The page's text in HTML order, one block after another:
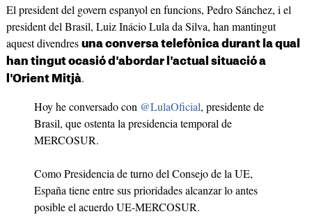
El president del govern espanyol en funcions, Pedro Sánchez, i el
president del Brasil, Luiz Inácio Lula da Silva, han mantingut
aquest divendres una conversa telefònica durant la qual
han tingut ocasió d'abordar l'actual situació a
l'Orient Mitjà.
Hoy he conversado con @LulaOficial, presidente de
Brasil, que ostenta la presidencia temporal de
MERCOSUR.
Como Presidencia de turno del Consejo de la UE,
España tiene entre sus prioridades alcanzar lo antes
posible el acuerdo UE-MERCOSUR.